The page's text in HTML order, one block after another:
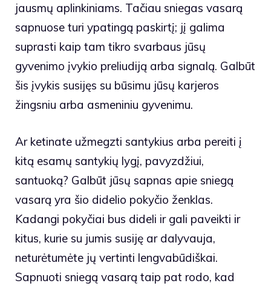
jausmų aplinkiniams. Tačiau sniegas vasarą
sapnuose turi ypatingą paskirtį; jį galima
suprasti kaip tam tikro svarbaus jūsų
gyvenimo įvykio preliudiją arba signalą. Galbūt
šis įvykis susijęs su būsimu jūsų karjeros
žingsniu arba asmeniniu gyvenimu.
Ar ketinate užmegzti santykius arba pereiti į
kitą esamų santykių lygį, pavyzdžiui,
santuoką? Galbūt jūsų sapnas apie sniegą
vasarą yra šio didelio pokyčio ženklas.
Kadangi pokyčiai bus dideli ir gali paveikti ir
kitus, kurie su jumis susiję ar dalyvauja,
neturėtumėte jų vertinti lengvabūdiškai.
Sapnuoti sniegą vasarą taip pat rodo, kad